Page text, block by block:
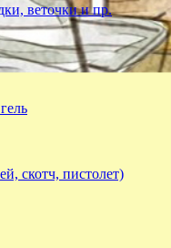
веточки и пр.
скотч, пистолет)